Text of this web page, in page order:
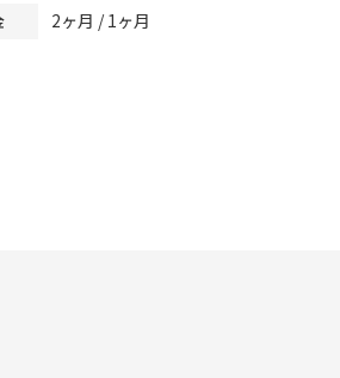
2ヶ月 / 1ヶ月